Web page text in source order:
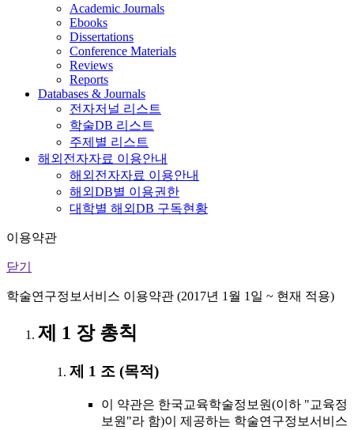
Academic Journals
Ebooks
Dissertations
Conference Materials
Reviews
Reports
Databases & Journals
전자저널 리스트
학술DB 리스트
주제별 리스트
해외전자자료 이용안내
해외전자자료 이용안내
해외DB별 이용권한
대학별 해외DB 구독현황
이용약관
닫기
학술연구정보서비스 이용약관 (2017년 1월 1일 ~ 현재 적용)
제 1 장 총칙
제 1 조 (목적)
이 약관은 한국교육학술정보원(이하 "교육정
보원"라 함)이 제공하는 학술연구정보서비스